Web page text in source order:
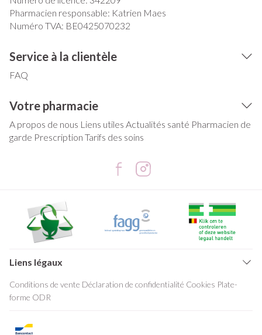
Pharmacien responsable: Katrien Maes
Numéro TVA: BE0425070232
Service à la clientèle
FAQ
Votre pharmacie
A propos de nous Liens utiles Actualités santé Pharmacien de
garde Prescription Tarifs des soins
Liens légaux
Conditions de vente Déclaration de confidentialité Cookies Plate-
forme ODR